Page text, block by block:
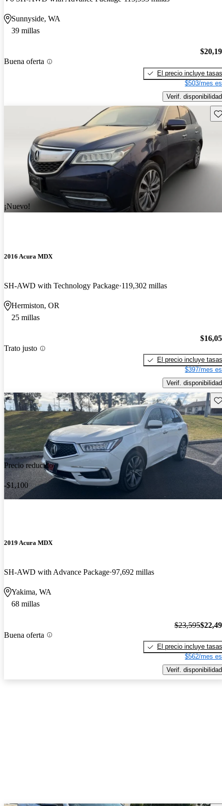
Sunnyside, WA
39 millas
Buena oferta
El precio incluye tasas
$503/mes
Verif. disponibilidad
¡Nuevo!
2016 Acura MDX
SH-AWD with Technology Package 119,302 millas
Hermiston, OR
25 millas
Trato justo
El precio incluye tasas
$397/mes
Verif. disponibilidad
Precio reducido
-$1,100
2019 Acura MDX
SH-AWD with Advance Package 97,692 millas
Yakima, WA
68 millas
Buena oferta
$23,595
El precio incluye tasas
$562/mes
Verif. disponibilidad